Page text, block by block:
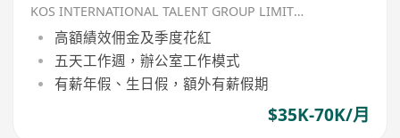
KOS INTERNATIONAL TALENT GROUP LIMITED
高額績效佣金及季度花紅
五天工作週，辦公室工作模式
有薪年假、生日假，額外有薪假期
$35K-70K/月